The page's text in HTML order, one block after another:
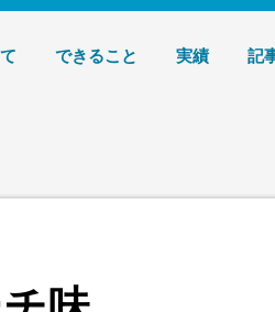
式会社T3デザイン
できること 実績 記